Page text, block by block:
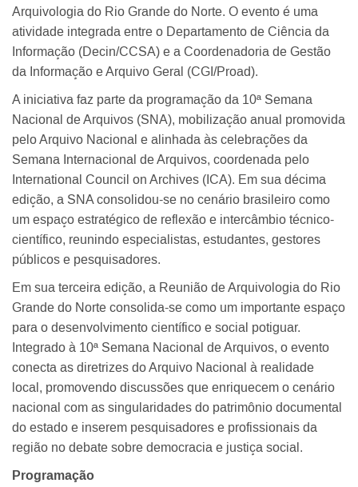
Arquivologia do Rio Grande do Norte. O evento é uma
atividade integrada entre o Departamento de Ciência da
Informação (Decin/CCSA) e a Coordenadoria de Gestão
da Informação e Arquivo Geral (CGI/Proad).
A iniciativa faz parte da programação da 10ª Semana
Nacional de Arquivos (SNA), mobilização anual promovida
pelo Arquivo Nacional e alinhada às celebrações da
Semana Internacional de Arquivos, coordenada pelo
International Council on Archives (ICA). Em sua décima
edição, a SNA consolidou-se no cenário brasileiro como
um espaço estratégico de reflexão e intercâmbio técnico-
científico, reunindo especialistas, estudantes, gestores
públicos e pesquisadores.
Em sua terceira edição, a Reunião de Arquivologia do Rio
Grande do Norte consolida-se como um importante espaço
para o desenvolvimento científico e social potiguar.
Integrado à 10ª Semana Nacional de Arquivos, o evento
conecta as diretrizes do Arquivo Nacional à realidade
local, promovendo discussões que enriquecem o cenário
nacional com as singularidades do patrimônio documental
do estado e inserem pesquisadores e profissionais da
região no debate sobre democracia e justiça social.
Programação